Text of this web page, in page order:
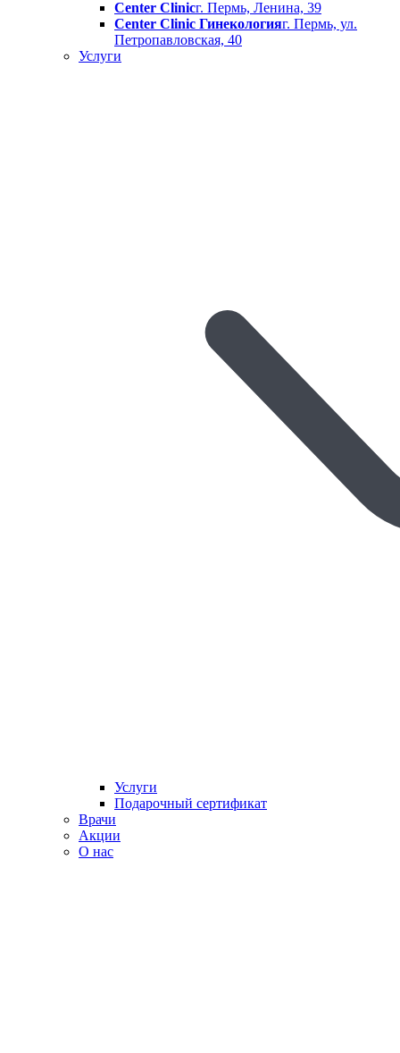
Center Clinicг. Пермь, Ленина, 39
Center Clinic Гинекологияг. Пермь, ул.
Петропавловская, 40
Услуги
Услуги
Подарочный сертификат
Врачи
Акции
О нас